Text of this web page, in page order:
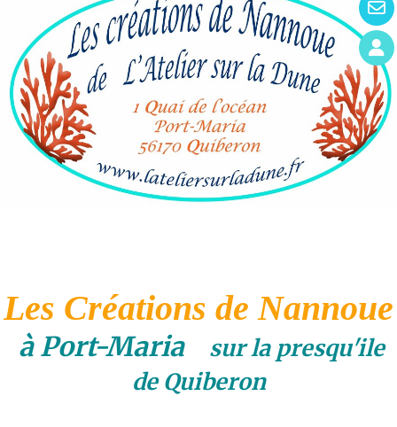
Les Créations de Nannoue
à Port-Maria
sur la presqu'ile
de Quiberon